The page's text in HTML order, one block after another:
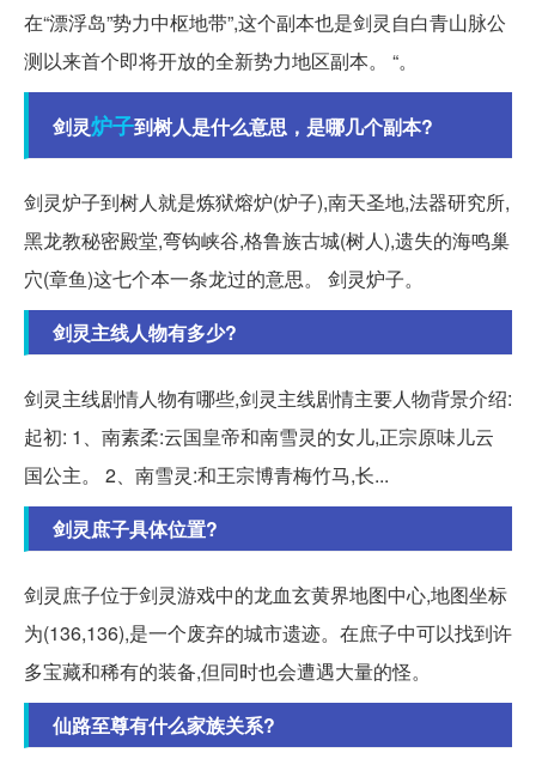
在“漂浮岛”势力中枢地带”,这个副本也是剑灵自白青山脉公
测以来首个即将开放的全新势力地区副本。 “。
剑灵炉子到树人是什么意思，是哪几个副本?
剑灵炉子到树人就是炼狱熔炉(炉子),南天圣地,法器研究所,
黑龙教秘密殿堂,弯钩峡谷,格鲁族古城(树人),遗失的海鸣巢
穴(章鱼)这七个本一条龙过的意思。 剑灵炉子。
剑灵主线人物有多少?
剑灵主线剧情人物有哪些,剑灵主线剧情主要人物背景介绍:
起初: 1、南素柔:云国皇帝和南雪灵的女儿,正宗原味儿云
国公主。 2、南雪灵:和王宗博青梅竹马,长...
剑灵庶子具体位置?
剑灵庶子位于剑灵游戏中的龙血玄黄界地图中心,地图坐标
为(136,136),是一个废弃的城市遗迹。在庶子中可以找到许
多宝藏和稀有的装备,但同时也会遭遇大量的怪。
仙路至尊有什么家族关系?